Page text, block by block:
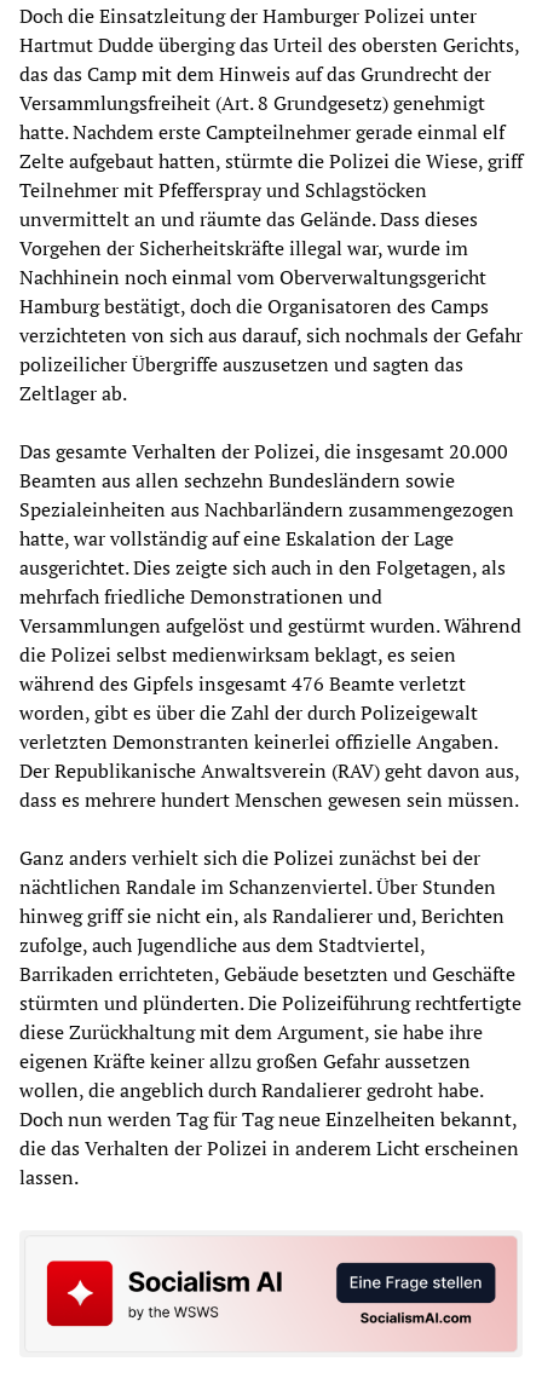
Doch die Einsatzleitung der Hamburger Polizei unter
Hartmut Dudde überging das Urteil des obersten Gerichts,
das das Camp mit dem Hinweis auf das Grundrecht der
Versammlungsfreiheit (Art. 8 Grundgesetz) genehmigt
hatte. Nachdem erste Campteilnehmer gerade einmal elf
Zelte aufgebaut hatten, stürmte die Polizei die Wiese, griff
Teilnehmer mit Pfefferspray und Schlagstöcken
unvermittelt an und räumte das Gelände. Dass dieses
Vorgehen der Sicherheitskräfte illegal war, wurde im
Nachhinein noch einmal vom Oberverwaltungsgericht
Hamburg bestätigt, doch die Organisatoren des Camps
verzichteten von sich aus darauf, sich nochmals der Gefahr
polizeilicher Übergriffe auszusetzen und sagten das
Zeltlager ab.
Das gesamte Verhalten der Polizei, die insgesamt 20.000
Beamten aus allen sechzehn Bundesländern sowie
Spezialeinheiten aus Nachbarländern zusammengezogen
hatte, war vollständig auf eine Eskalation der Lage
ausgerichtet. Dies zeigte sich auch in den Folgetagen, als
mehrfach friedliche Demonstrationen und
Versammlungen aufgelöst und gestürmt wurden. Während
die Polizei selbst medienwirksam beklagt, es seien
während des Gipfels insgesamt 476 Beamte verletzt
worden, gibt es über die Zahl der durch Polizeigewalt
verletzten Demonstranten keinerlei offizielle Angaben.
Der Republikanische Anwaltsverein (RAV) geht davon aus,
dass es mehrere hundert Menschen gewesen sein müssen.
Ganz anders verhielt sich die Polizei zunächst bei der
nächtlichen Randale im Schanzenviertel. Über Stunden
hinweg griff sie nicht ein, als Randalierer und, Berichten
zufolge, auch Jugendliche aus dem Stadtviertel,
Barrikaden errichteten, Gebäude besetzten und Geschäfte
stürmten und plünderten. Die Polizeiführung rechtfertigte
diese Zurückhaltung mit dem Argument, sie habe ihre
eigenen Kräfte keiner allzu großen Gefahr aussetzen
wollen, die angeblich durch Randalierer gedroht habe.
Doch nun werden Tag für Tag neue Einzelheiten bekannt,
die das Verhalten der Polizei in anderem Licht erscheinen
lassen.